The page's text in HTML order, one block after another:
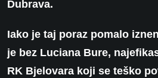
Dubrava.
Iako je taj poraz pomalo
je bez Luciana Bure,
RK Bjelovara koji se teško